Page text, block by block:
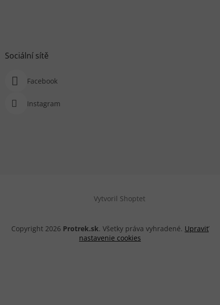
Sociální sítě
Facebook
Instagram
Vytvoril Shoptet
Copyright 2026 Protrek.sk. Všetky práva vyhradené. Upraviť
nastavenie cookies